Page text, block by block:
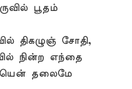
பூதம்
திகழுஞ் சோதி,
நின்ற எந்தை
தலைமே